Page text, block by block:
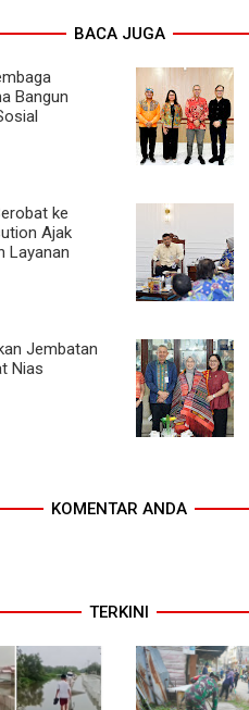
BACA JUGA
Bangun
ke
Ajak
Layanan
Jembatan
Nias
KOMENTAR ANDA
TERKINI